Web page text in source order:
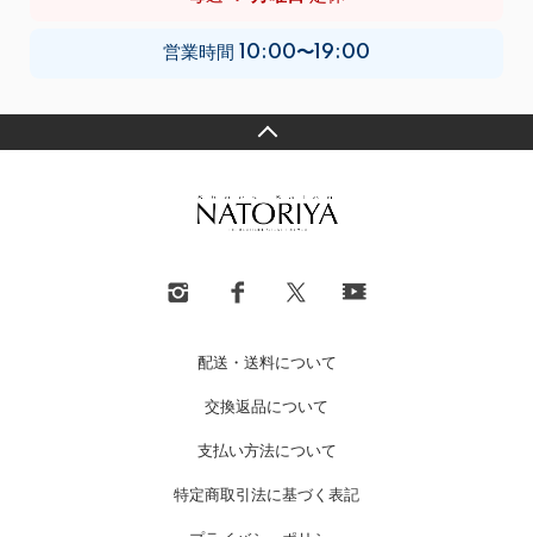
営業時間 10:00〜19:00
配送・送料について
交換返品について
支払い方法について
特定商取引法に基づく表記